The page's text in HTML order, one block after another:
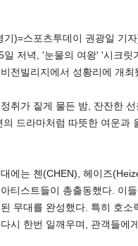
기)=스포츠투데이 권광일 기
일 저녁, '눈물의 여왕' '시크
전빌리지에서 성황리에 개최
취가 짙게 물든 밤, 잔잔한
의 드라마처럼 따뜻한 여운과
에는 첸(CHEN), 헤이즈
티스트들이 총출동했다. 이
무대를 완성했다. 특히 호
시 한번 일깨우며, 관객들에